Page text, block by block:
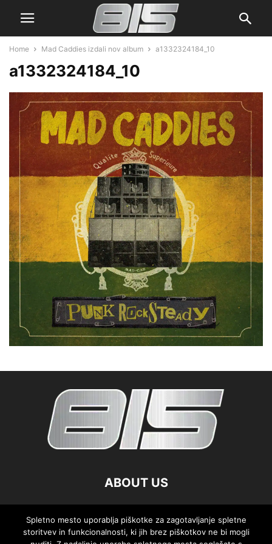
Home Mad Caddies izdali nov album a1332324184_10
a1332324184_10
ABOUT US
FOLLOW US
Spletno mesto uporablja piškotke za zagotavljanje spletne
storitvev in funkcionalnosti, ki jih brez piškotkov ne bi mogli